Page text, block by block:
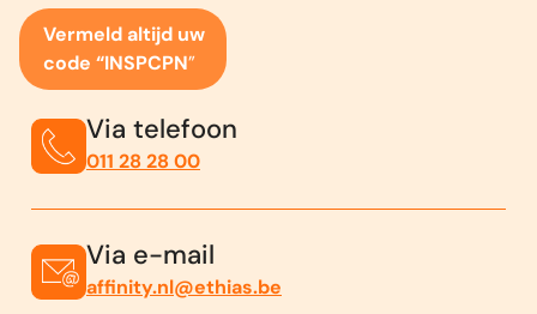
Vermeld altijd uw
code “INSPCPN”
Via telefoon
011 28 28 00
Via e-mail
affinity.nl@ethias.be